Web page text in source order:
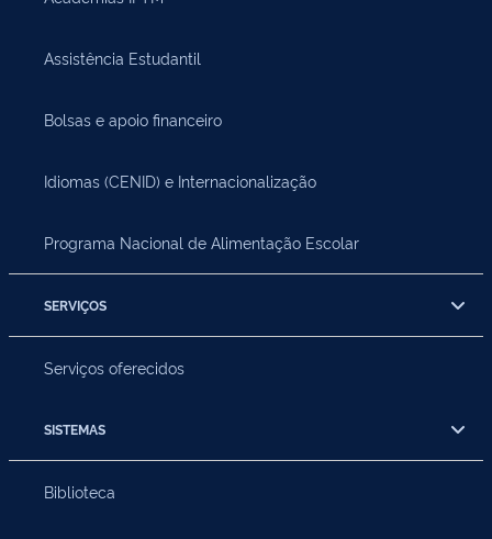
Assistência Estudantil
Bolsas e apoio financeiro
Idiomas (CENID) e Internacionalização
Programa Nacional de Alimentação Escolar
SERVIÇOS
Serviços oferecidos
SISTEMAS
Biblioteca